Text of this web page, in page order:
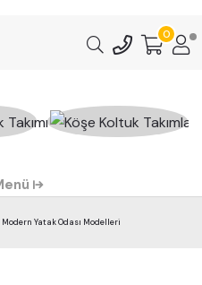
0
Modern Yatak Odası Modelleri